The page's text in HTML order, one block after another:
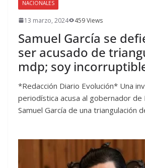
NACIONALES
13 marzo, 2024 459 Views
Samuel García se
ser acusado de
mdp; soy
*Redacción Diario Evolución* Una
periodística acusa al gobernador de
Samuel García de una triangulación